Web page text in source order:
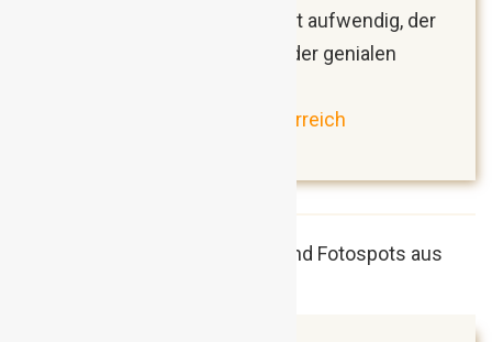
Vorbereitung und Planung recht aufwendig, der
Aufwand hat sich aber wegen der genialen
Bierkulturreise durch Oberösterreich